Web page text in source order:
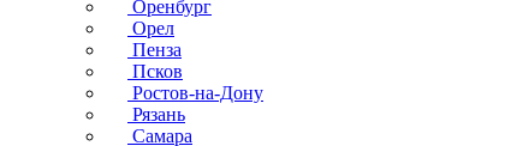
Оренбург
Орел
Пенза
Псков
Ростов-на-Дону
Рязань
Самара